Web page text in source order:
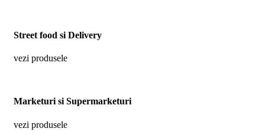
Street food si Delivery
vezi produsele
Marketuri si Supermarketuri
vezi produsele